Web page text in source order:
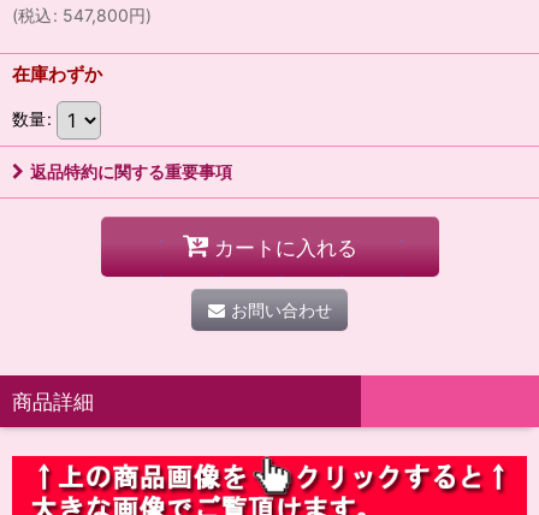
(税込: 547,800円)
在庫わずか
数量:
返品特約に関する重要事項
カートに入れる
お問い合わせ
商品詳細